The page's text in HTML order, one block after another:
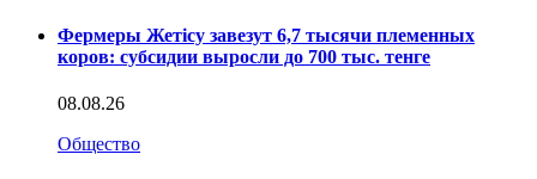
Фермеры Жетісу завезут 6,7 тысячи племенных
коров: субсидии выросли до 700 тыс. тенге
08.08.26
Общество